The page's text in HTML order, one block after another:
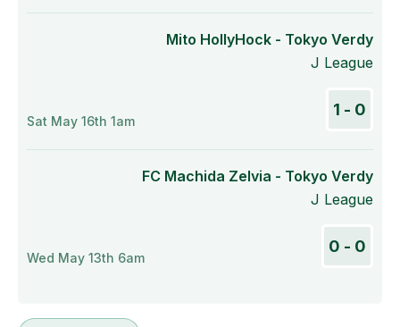
Mito HollyHock - Tokyo Verdy
J League
0 - 1
Sat May 16th 1am
FC Machida Zelvia - Tokyo Verdy
J League
0 - 0
Wed May 13th 6am